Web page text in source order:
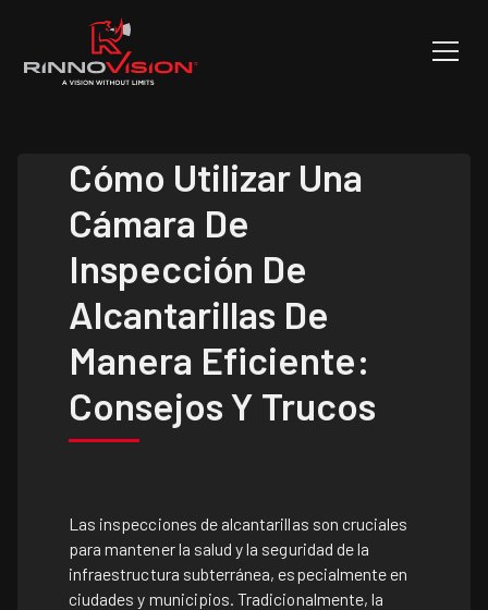
Cómo Utilizar Una
Cámara De
Inspección De
Alcantarillas De
Manera Eficiente:
Consejos Y Trucos
Las inspecciones de alcantarillas son cruciales
para mantener la salud y la seguridad de la
infraestructura subterránea, especialmente en
ciudades y municipios. Tradicionalmente, la